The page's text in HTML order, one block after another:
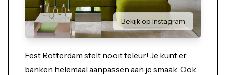
Bekijk op Instagram
Fest Rotterdam stelt nooit teleur! Je kunt er
banken helemaal aanpassen aan je smaak. Ook